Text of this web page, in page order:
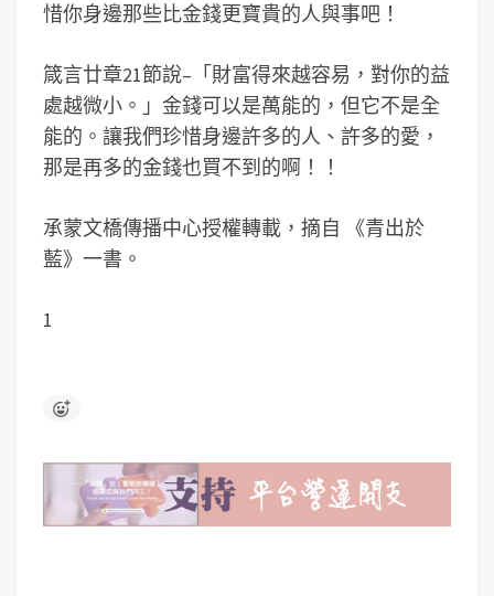
惜你身邊那些比金錢更寶貴的人與事吧！
箴言廿章21節說–「財富得來越容易，對你的益
處越微小。」金錢可以是萬能的，但它不是全
能的。讓我們珍惜身邊許多的人、許多的愛，
那是再多的金錢也買不到的啊！！
承蒙文橋傳播中心授權轉載，摘自 《青出於
藍》一書。
1